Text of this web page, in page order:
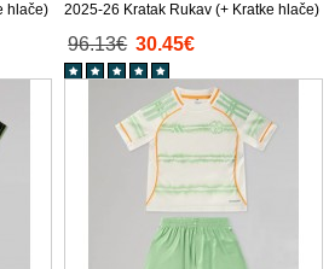
hlače)
2025-26 Kratak Rukav (+ Kratke hlače)
96.13€ 30.45€